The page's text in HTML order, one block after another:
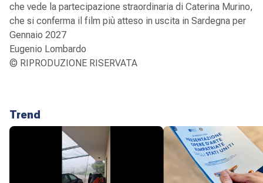
che vede la partecipazione straordinaria di Caterina Murino,
che si conferma il film più atteso in uscita in Sardegna per
Gennaio 2027
Eugenio Lombardo
© RIPRODUZIONE RISERVATA
Trend